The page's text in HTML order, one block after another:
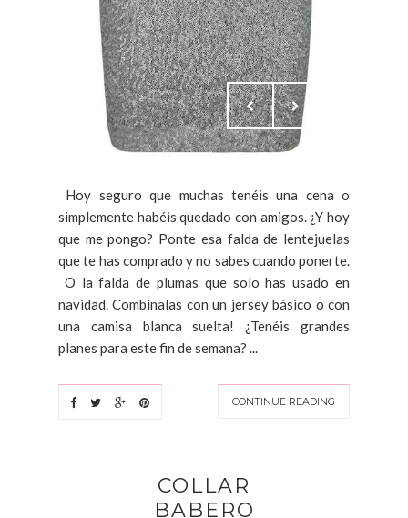
Hoy seguro que muchas tenéis una cena o
simplemente habéis quedado con amigos. ¿Y hoy
que me pongo? Ponte esa falda de lentejuelas
que te has comprado y no sabes cuando ponerte.
O la falda de plumas que solo has usado en
navidad. Combínalas con un jersey básico o con
una camisa blanca suelta! ¿Tenéis grandes
planes para este fin de semana? ...
CONTINUE READING
COLLAR
BABERO